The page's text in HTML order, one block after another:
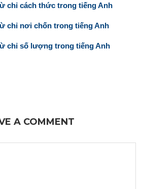
chỉ cách thức trong tiếng Anh
chỉ nơi chốn trong tiếng Anh
chỉ số lượng trong tiếng Anh
A COMMENT